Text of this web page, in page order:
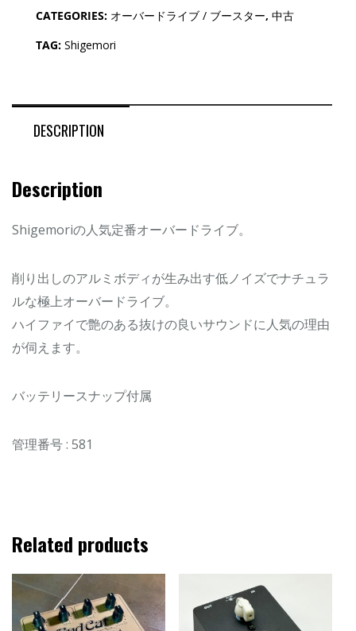
CATEGORIES: オーバードライブ / ブースター, 中古
TAG: Shigemori
DESCRIPTION
Description
Shigemoriの人気定番オーバードライブ。
削り出しのアルミボディが生み出す低ノイズでナチュラ
ルな極上オーバードライブ。
ハイファイで艶のある抜けの良いサウンドに人気の理由
が伺えます。
バッテリースナップ付属
管理番号 : 581
Related products